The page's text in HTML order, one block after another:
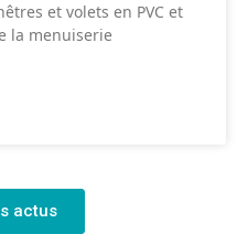
et volets en PVC et
la menuiserie
actus